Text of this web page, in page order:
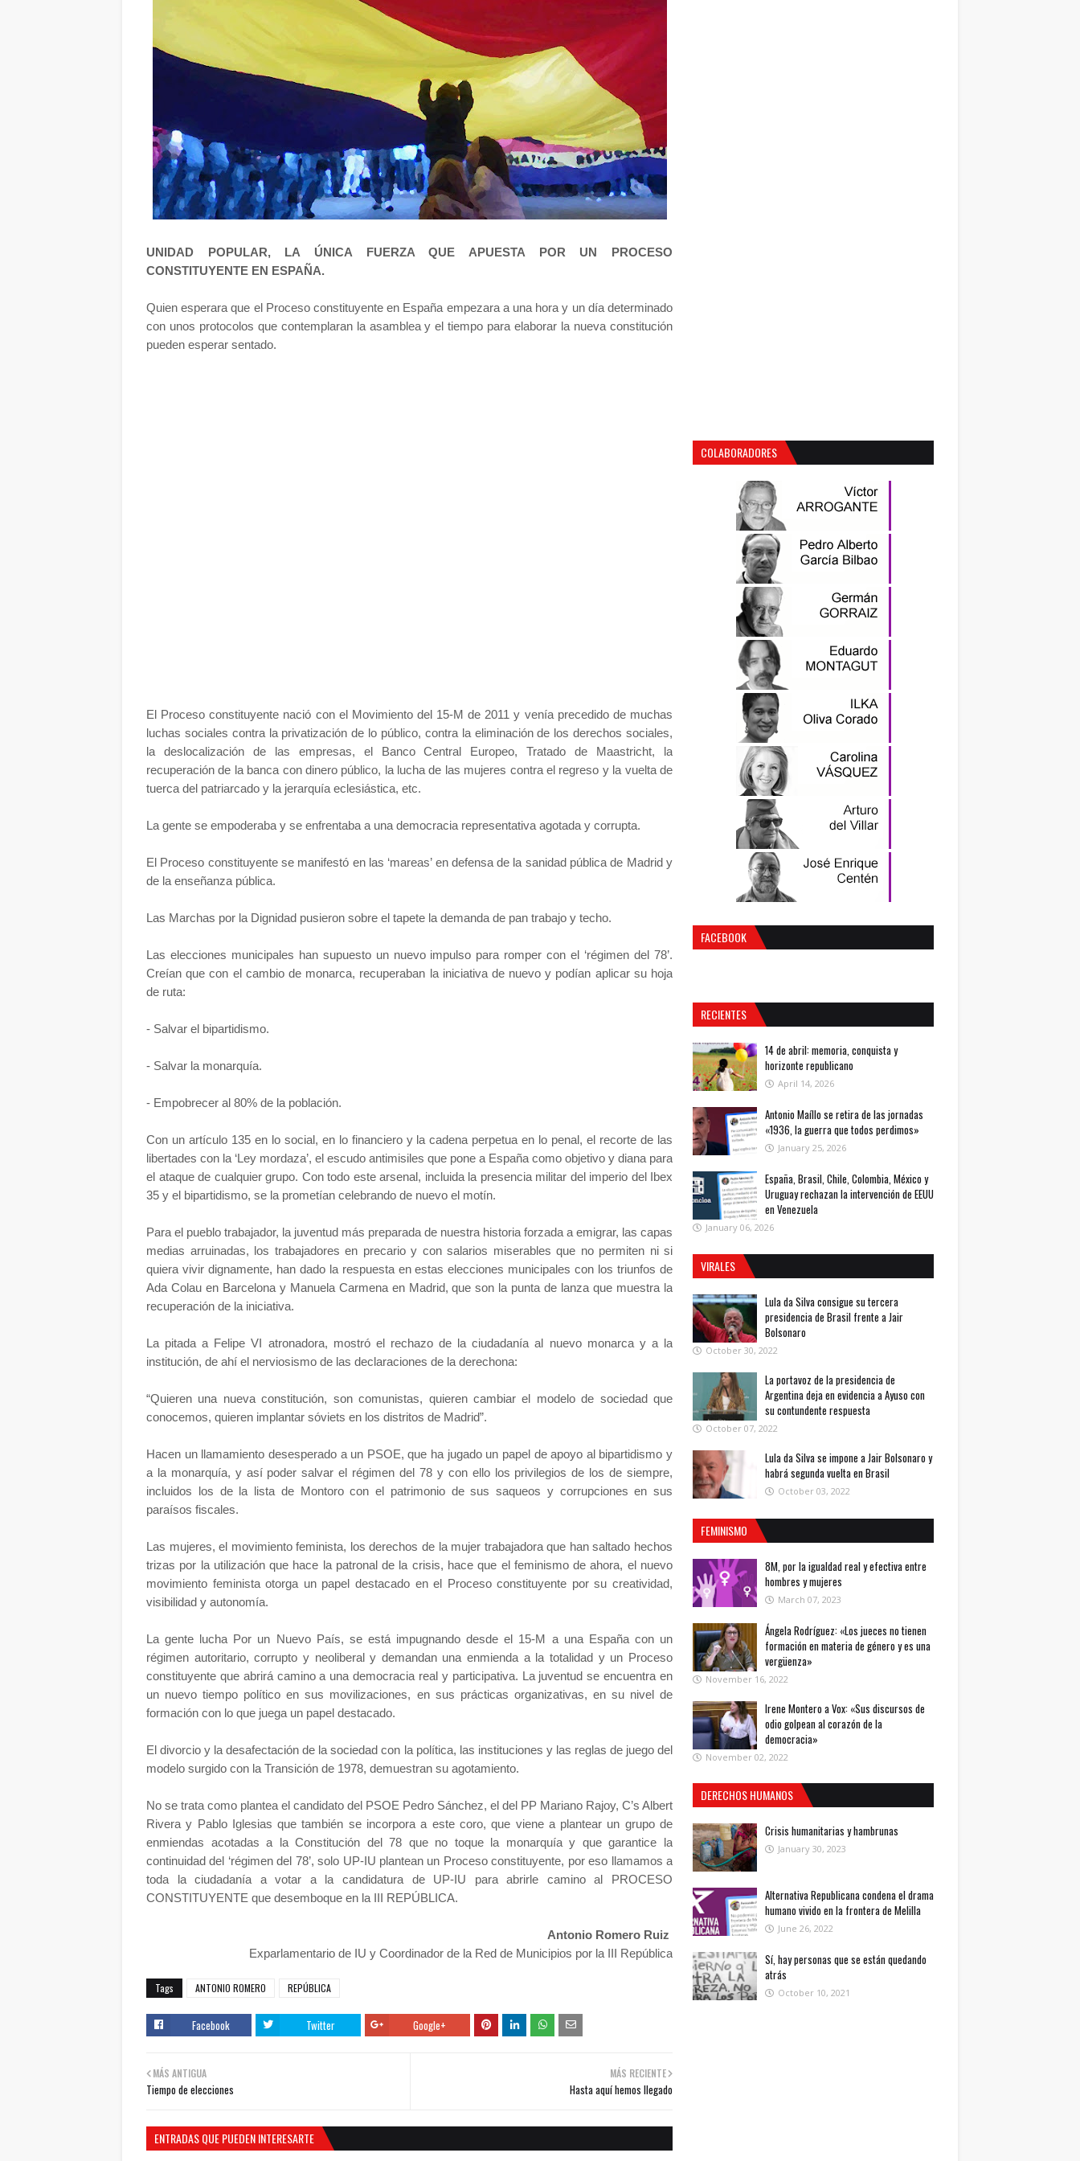
UNIDAD POPULAR, LA ÚNICA FUERZA QUE APUESTA POR UN PROCESO
CONSTITUYENTE EN ESPAÑA.
Quien esperara que el Proceso constituyente en España empezara a una hora y un día determinado
con unos protocolos que contemplaran la asamblea y el tiempo para elaborar la nueva constitución
pueden esperar sentado.
El Proceso constituyente nació con el Movimiento del 15-M de 2011 y venía precedido de muchas
luchas sociales contra la privatización de lo público, contra la eliminación de los derechos sociales,
la deslocalización de las empresas, el Banco Central Europeo, Tratado de Maastricht, la
recuperación de la banca con dinero público, la lucha de las mujeres contra el regreso y la vuelta de
tuerca del patriarcado y la jerarquía eclesiástica, etc.
La gente se empoderaba y se enfrentaba a una democracia representativa agotada y corrupta.
El Proceso constituyente se manifestó en las ‘mareas’ en defensa de la sanidad pública de Madrid y
de la enseñanza pública.
Las Marchas por la Dignidad pusieron sobre el tapete la demanda de pan trabajo y techo.
Las elecciones municipales han supuesto un nuevo impulso para romper con el ‘régimen del 78’.
Creían que con el cambio de monarca, recuperaban la iniciativa de nuevo y podían aplicar su hoja
de ruta:
- Salvar el bipartidismo.
- Salvar la monarquía.
- Empobrecer al 80% de la población.
Con un artículo 135 en lo social, en lo financiero y la cadena perpetua en lo penal, el recorte de las
libertades con la ‘Ley mordaza’, el escudo antimisiles que pone a España como objetivo y diana para
el ataque de cualquier grupo. Con todo este arsenal, incluida la presencia militar del imperio del Ibex
35 y el bipartidismo, se la prometían celebrando de nuevo el motín.
Para el pueblo trabajador, la juventud más preparada de nuestra historia forzada a emigrar, las capas
medias arruinadas, los trabajadores en precario y con salarios miserables que no permiten ni si
quiera vivir dignamente, han dado la respuesta en estas elecciones municipales con los triunfos de
Ada Colau en Barcelona y Manuela Carmena en Madrid, que son la punta de lanza que muestra la
recuperación de la iniciativa.
La pitada a Felipe VI atronadora, mostró el rechazo de la ciudadanía al nuevo monarca y a la
institución, de ahí el nerviosismo de las declaraciones de la derechona:
“Quieren una nueva constitución, son comunistas, quieren cambiar el modelo de sociedad que
conocemos, quieren implantar sóviets en los distritos de Madrid”.
Hacen un llamamiento desesperado a un PSOE, que ha jugado un papel de apoyo al bipartidismo y
a la monarquía, y así poder salvar el régimen del 78 y con ello los privilegios de los de siempre,
incluidos los de la lista de Montoro con el patrimonio de sus saqueos y corrupciones en sus
paraísos fiscales.
Las mujeres, el movimiento feminista, los derechos de la mujer trabajadora que han saltado hechos
trizas por la utilización que hace la patronal de la crisis, hace que el feminismo de ahora, el nuevo
movimiento feminista otorga un papel destacado en el Proceso constituyente por su creatividad,
visibilidad y autonomía.
La gente lucha Por un Nuevo País, se está impugnando desde el 15-M a una España con un
régimen autoritario, corrupto y neoliberal y demandan una enmienda a la totalidad y un Proceso
constituyente que abrirá camino a una democracia real y participativa. La juventud se encuentra en
un nuevo tiempo político en sus movilizaciones, en sus prácticas organizativas, en su nivel de
formación con lo que juega un papel destacado.
El divorcio y la desafectación de la sociedad con la política, las instituciones y las reglas de juego del
modelo surgido con la Transición de 1978, demuestran su agotamiento.
No se trata como plantea el candidato del PSOE Pedro Sánchez, el del PP Mariano Rajoy, C’s Albert
Rivera y Pablo Iglesias que también se incorpora a este coro, que viene a plantear un grupo de
enmiendas acotadas a la Constitución del 78 que no toque la monarquía y que garantice la
continuidad del ‘régimen del 78’, solo UP-IU plantean un Proceso constituyente, por eso llamamos a
toda la ciudadanía a votar a la candidatura de UP-IU para abrirle camino al PROCESO
CONSTITUYENTE que desemboque en la III REPÚBLICA.
Antonio Romero Ruiz
Exparlamentario de IU y Coordinador de la Red de Municipios por la III República
Tags ANTONIO ROMERO REPÚBLICA
Facebook Twitter Google+
MÁS RECIENTE
Hasta aquí hemos llegado
MÁS ANTIGUA
Tiempo de elecciones
ENTRADAS QUE PUEDEN INTERESARTE
COLABORADORES
FACEBOOK
RECIENTES
14 de abril: memoria, conquista y
horizonte republicano
April 14, 2026
Antonio Maíllo se retira de las jornadas
«1936, la guerra que todos perdimos»
January 25, 2026
España, Brasil, Chile, Colombia, México y
Uruguay rechazan la intervención de EEUU
en Venezuela
January 06, 2026
VIRALES
Lula da Silva consigue su tercera
presidencia de Brasil frente a Jair
Bolsonaro
October 30, 2022
La portavoz de la presidencia de
Argentina deja en evidencia a Ayuso con
su contundente respuesta
October 07, 2022
Lula da Silva se impone a Jair Bolsonaro y
habrá segunda vuelta en Brasil
October 03, 2022
FEMINISMO
8M, por la igualdad real y efectiva entre
hombres y mujeres
March 07, 2023
Ángela Rodríguez: «Los jueces no tienen
formación en materia de género y es una
vergüenza»
November 16, 2022
Irene Montero a Vox: «Sus discursos de
odio golpean al corazón de la
democracia»
November 02, 2022
DERECHOS HUMANOS
Crisis humanitarias y hambrunas
January 30, 2023
Alternativa Republicana condena el drama
humano vivido en la frontera de Melilla
June 26, 2022
Sí, hay personas que se están quedando
atrás
October 10, 2021